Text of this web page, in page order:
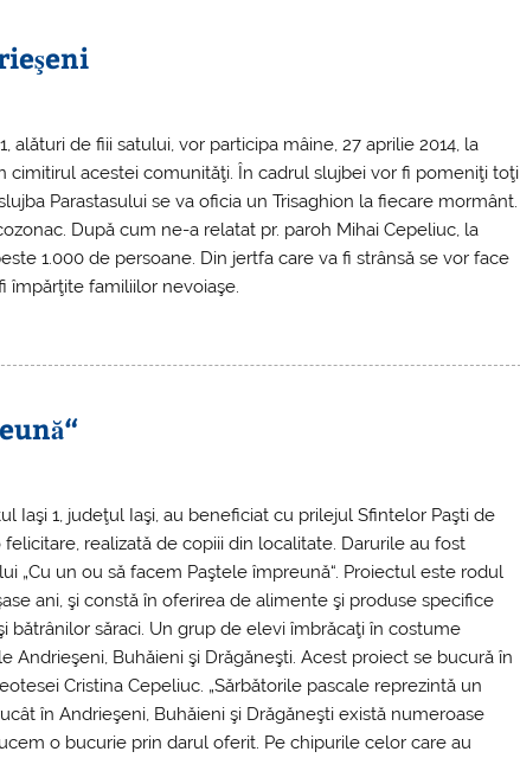
alături de fiii satului, vor participa mâine, 27 aprilie 2014, la
cimitirul acestei comunităţi. În cadrul slujbei vor fi pomeniţi toţi
Parastasului se va oficia un Trisaghion la fiecare mormânt.
După cum ne-a relatat pr. paroh Mihai Cepeliuc, la
1.000 de persoane. Din jertfa care va fi strânsă se vor face
împărţite familiilor nevoiaşe.
Iaşi 1, judeţul Iaşi, au beneficiat cu prilejul Sfintelor Paşti de
realizată de copiii din localitate. Darurile au fost
„Cu un ou să facem Paştele împreună“. Proiectul este rodul
ani, şi constă în oferirea de alimente şi produse specifice
săraci. Un grup de elevi îmbrăcaţi în costume
Andrieşeni, Buhăieni şi Drăgăneşti. Acest proiect se bucură în
Cristina Cepeliuc. „Sărbătorile pascale reprezintă un
în Andrieşeni, Buhăieni şi Drăgăneşti există numeroase
o bucurie prin darul oferit. Pe chipurile celor care au